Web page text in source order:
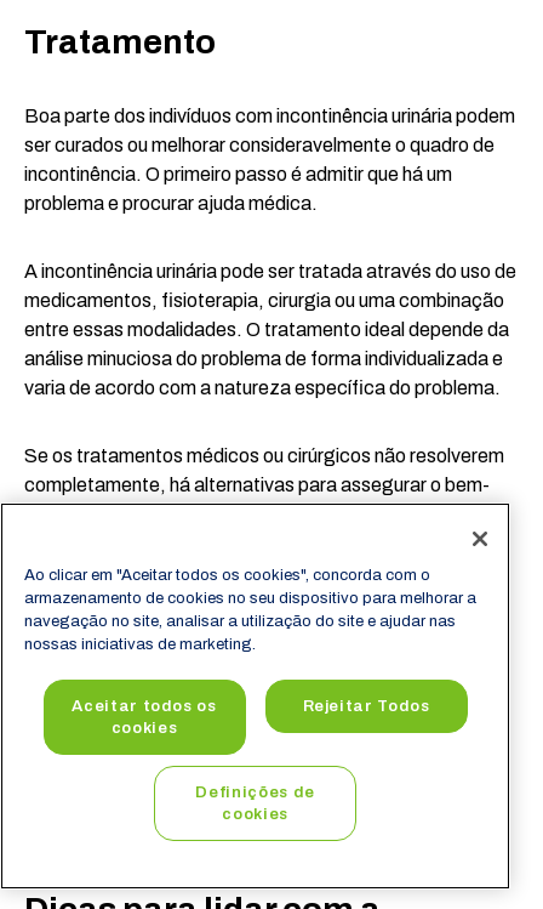
Tratamento
Boa parte dos indivíduos com incontinência urinária podem
ser curados ou melhorar consideravelmente o quadro de
incontinência. O primeiro passo é admitir que há um
problema e procurar ajuda médica.
A incontinência urinária pode ser tratada através do uso de
medicamentos, fisioterapia, cirurgia ou uma combinação
entre essas modalidades. O tratamento ideal depende da
análise minuciosa do problema de forma individualizada e
varia de acordo com a natureza específica do problema.
Se os tratamentos médicos ou cirúrgicos não resolverem
completamente, há alternativas para assegurar o bem-
Entre essas alternativas estão:
Roupas íntimas especiais para Incontinência
Urinária;
Absorventes e fraldas descartáveis;
Inserção de sondas para mecanicamente drenar a
urina da bexiga;
Uso de equipamentos externos para coletar urina.
Ao clicar em "Aceitar todos os cookies", concorda com o
armazenamento de cookies no seu dispositivo para melhorar a
navegação no site, analisar a utilização do site e ajudar nas
nossas iniciativas de marketing.
Aceitar todos os
cookies
Rejeitar Todos
Definições de
cookies